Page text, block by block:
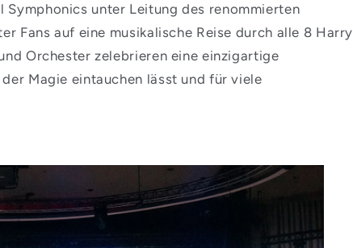
Symphonics unter Leitung des renommierten
Fans auf eine musikalische Reise durch alle 8 Harry
Orchester zelebrieren eine einzigartige
Magie eintauchen lässt und für viele